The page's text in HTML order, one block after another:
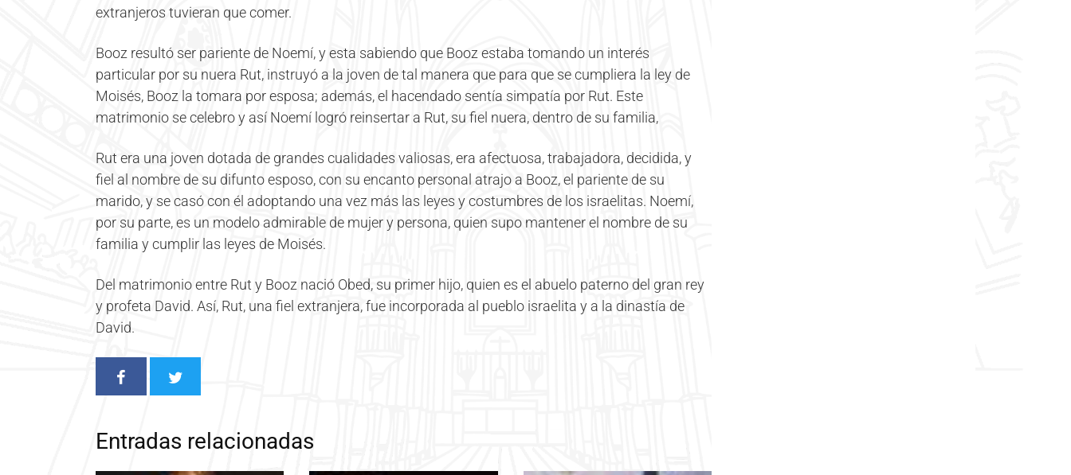
extranjeros tuvieran que comer.
Booz resultó ser pariente de Noemí, y esta sabiendo que Booz estaba tomando un interés
particular por su nuera Rut, instruyó a la joven de tal manera que para que se cumpliera la ley de
Moisés, Booz la tomara por esposa; además, el hacendado sentía simpatía por Rut. Este
matrimonio se celebro y así Noemí logró reinsertar a Rut, su fiel nuera, dentro de su familia,
Rut era una joven dotada de grandes cualidades valiosas, era afectuosa, trabajadora, decidida, y
fiel al nombre de su difunto esposo, con su encanto personal atrajo a Booz, el pariente de su
marido, y se casó con él adoptando una vez más las leyes y costumbres de los israelitas. Noemí,
por su parte, es un modelo admirable de mujer y persona, quien supo mantener el nombre de su
familia y cumplir las leyes de Moisés.
Del matrimonio entre Rut y Booz nació Obed, su primer hijo, quien es el abuelo paterno del gran rey
y profeta David. Así, Rut, una fiel extranjera, fue incorporada al pueblo israelita y a la dinastía de
David.
Entradas relacionadas